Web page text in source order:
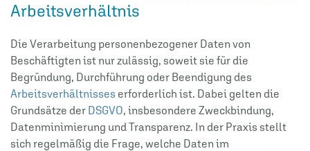
Arbeitsverhältnis
Die Verarbeitung personenbezogener Daten von
Beschäftigten ist nur zulässig, soweit sie für die
Begründung, Durchführung oder Beendigung des
Arbeitsverhältnisses erforderlich ist. Dabei gelten die
Grundsätze der DSGVO , insbesondere Zweckbindung,
Datenminimierung und Transparenz. In der Praxis stellt
sich regelmäßig die Frage, welche Daten im